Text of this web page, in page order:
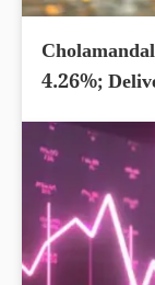
4.26%;